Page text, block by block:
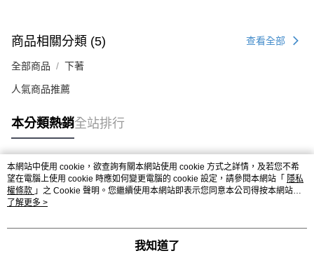
商品相關分類 (5) 查看全部
全部商品 下著
人氣商品推薦
本分類熱銷全站排行
熱門標籤
本網站中使用 cookie，欲查詢有關本網站使用 cookie 方式之詳情，及若您不希
望在電腦上使用 cookie 時應如何變更電腦的 cookie 設定，請參閱本網站「 隱私
權條款 」之 Cookie 聲明。您繼續使用本網站即表示您同意本公司得按本網站使
用條款之 Cookie 聲明使用 cookie。
了解更多 >
我知道了